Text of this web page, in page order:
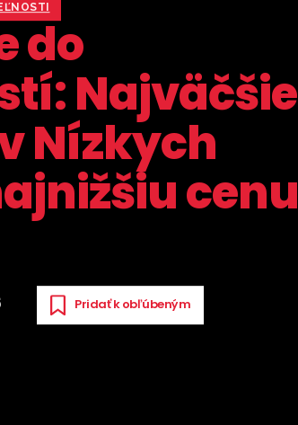
do
Najväčšie
Nízkych
cenu
Pridať k obľúbeným